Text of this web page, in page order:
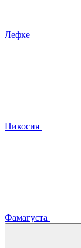
Лефке
Никосия
Фамагуста